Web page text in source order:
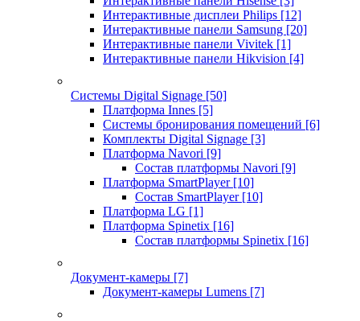
Интерактивные дисплеи Philips [12]
Интерактивные панели Samsung [20]
Интерактивные панели Vivitek [1]
Интерактивные панели Hikvision [4]
Системы Digital Signage [50]
Платформа Innes [5]
Системы бронирования помещений [6]
Комплекты Digital Signage [3]
Платформа Navori [9]
Состав платформы Navori [9]
Платформа SmartPlayer [10]
Состав SmartPlayer [10]
Платформа LG [1]
Платформа Spinetix [16]
Состав платформы Spinetix [16]
Документ-камеры [7]
Документ-камеры Lumens [7]